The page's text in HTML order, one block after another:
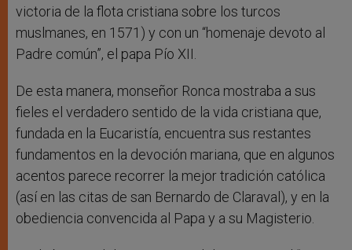
victoria de la flota cristiana sobre los turcos
muslmanes, en 1571) y con un “homenaje devoto al
Padre común”, el papa Pío XII.
De esta manera, monseñor Ronca mostraba a sus
fieles el verdadero sentido de la vida cristiana que,
fundada en la Eucaristía, encuentra sus restantes
fundamentos en la devoción mariana, que en algunos
acentos parece recorrer la mejor tradición católica
(así en las citas de san Bernardo de Claraval), y en la
obediencia convencida al Papa y a su Magisterio.